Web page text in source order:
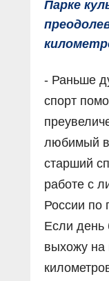
Парке
- Раньше
спорт
любимый
старший
работе с
России по
Если день
выхожу на